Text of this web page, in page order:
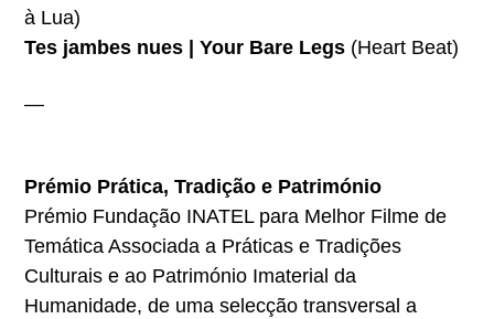
à Lua)
Tes jambes nues | Your Bare Legs (Heart Beat)
—
Prémio Prática, Tradição e Património
Prémio Fundação INATEL para Melhor Filme de
Temática Associada a Práticas e Tradições
Culturais e ao Património Imaterial da
Humanidade, de uma selecção transversal a